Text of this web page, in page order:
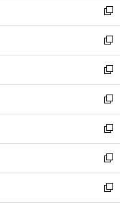
く
で
開
く
ド
ウ
で
開
く
ィ
ン
ド
ウ
で
開
く
い
ウ
ィ
ン
ド
ウ
で
開
く
新
し
い
ウ
ィ
ン
ド
ウ
で
開
く
新
し
い
ウ
ィ
ン
ド
ウ
で
開
く
新
し
い
ウ
ィ
ン
ド
ウ
で
開
新
し
い
ウ
ィ
ン
ド
ウ
新
し
い
ウ
ィ
ン
新
し
い
ウ
新
し